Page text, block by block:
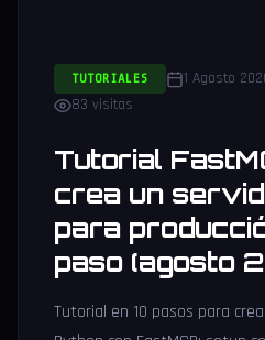
TUTORIALES 1 Agosto
83 visitas
Tutorial
crea un
para
paso (agosto
Tutorial en 10 pasos para